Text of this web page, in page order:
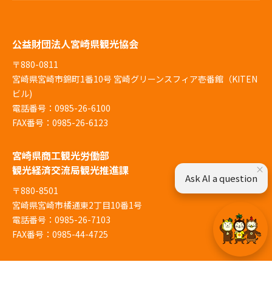
公益財団法人宮崎県観光協会
〒880-0811
宮崎県宮崎市錦町1番10号 宮崎グリーンスフィア壱番館（KITEN
ビル)
電話番号：0985-26-6100
FAX番号：0985-26-6123
宮崎県商工観光労働部
観光経済交流局観光推進課
〒880-8501
宮崎県宮崎市橘通東2丁目10番1号
電話番号：0985-26-7103
FAX番号：0985-44-4725
×
Ask AI a question